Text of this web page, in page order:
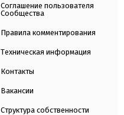
Соглашение пользователя
Сообщества
Правила комментирования
Техническая информация
Контакты
Вакансии
Структура собственности